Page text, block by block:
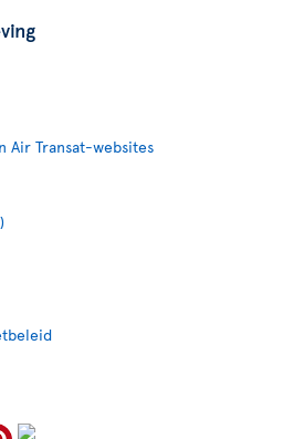
Air Transat-websites